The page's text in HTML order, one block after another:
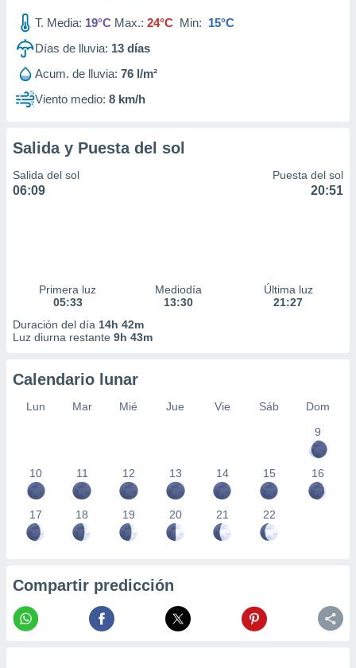
T. Media: 19°C Max.: 24°C Min: 15°C
Días de lluvia: 13 días
Acum. de lluvia: 76 l/m²
Viento medio: 8 km/h
Salida y Puesta del sol
Salida del sol
06:09
Puesta del sol
20:51
Primera luz
05:33
Mediodía
13:30
Última luz
21:27
Duración del día 14h 42m
Luz diurna restante 9h 43m
Calendario lunar
Lun Mar Mié Jue Vie Sáb
Dom
9
10 11 12 13 14 15 16
17 18 19 20 21 22
Compartir predicción